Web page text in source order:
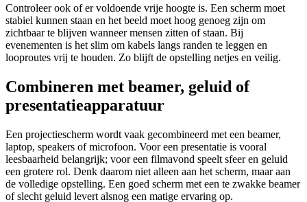
Controleer ook of er voldoende vrije hoogte is. Een scherm moet
stabiel kunnen staan en het beeld moet hoog genoeg zijn om
zichtbaar te blijven wanneer mensen zitten of staan. Bij
evenementen is het slim om kabels langs randen te leggen en
looproutes vrij te houden. Zo blijft de opstelling netjes en veilig.
Combineren met beamer, geluid of
presentatieapparatuur
Een projectiescherm wordt vaak gecombineerd met een beamer,
laptop, speakers of microfoon. Voor een presentatie is vooral
leesbaarheid belangrijk; voor een filmavond speelt sfeer en geluid
een grotere rol. Denk daarom niet alleen aan het scherm, maar aan
de volledige opstelling. Een goed scherm met een te zwakke beamer
of slecht geluid levert alsnog een matige ervaring op.